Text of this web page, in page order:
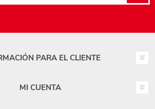
PARA EL CLIENTE
MI CUENTA